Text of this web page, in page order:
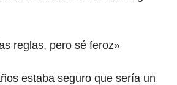
reglas, pero sé feroz»
estaba seguro que sería un